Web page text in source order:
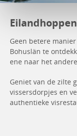
Eilandhoppen
Geen betere
Bohuslän te
ene naar het
Geniet van de zilte
vissersdorpjes en
authentieke